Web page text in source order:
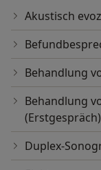
Akustisch
Behandlung
Behandlung
(Erstgespräch)
Duplex-